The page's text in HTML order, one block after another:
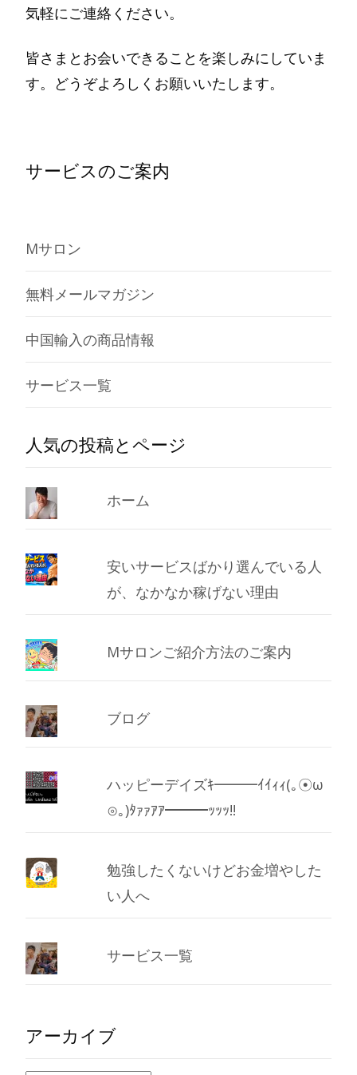
気軽にご連絡ください。
皆さまとお会いできることを楽しみにしていま
す。どうぞよろしくお願いいたします。
サービスのご案内
Mサロン
無料メールマガジン
中国輸入の商品情報
サービス一覧
人気の投稿とページ
ホーム
安いサービスばかり選んでいる人
が、なかなか稼げない理由
Mサロンご紹介方法のご案内
ブログ
ハッピーデイズｷ━━━ｲｲｨｨ(｡☉ω
⊙｡)ﾀｧｧｱｱ━━━ｯｯｯ!!
勉強したくないけどお金増やした
い人へ
サービス一覧
アーカイブ